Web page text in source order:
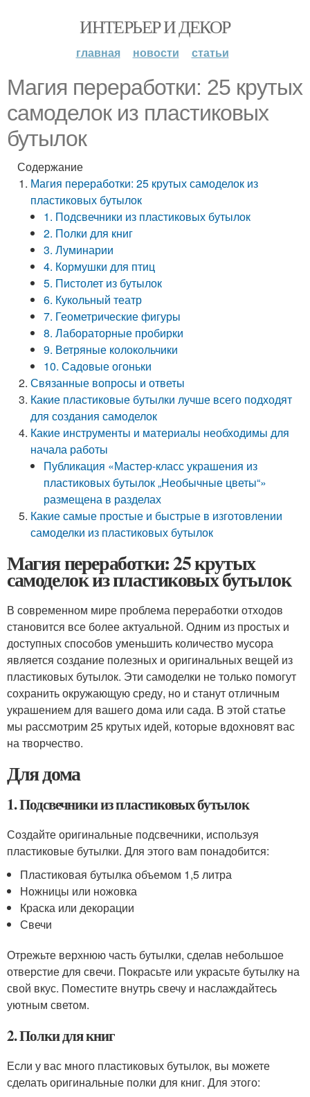
ИНТЕРЬЕР И ДЕКОР
главная новости статьи
Магия переработки: 25 крутых
самоделок из пластиковых
бутылок
Содержание
Магия переработки: 25 крутых самоделок из
пластиковых бутылок
1. Подсвечники из пластиковых бутылок
2. Полки для книг
3. Луминарии
4. Кормушки для птиц
5. Пистолет из бутылок
6. Кукольный театр
7. Геометрические фигуры
8. Лабораторные пробирки
9. Ветряные колокольчики
10. Садовые огоньки
Связанные вопросы и ответы
Какие пластиковые бутылки лучше всего подходят
для создания самоделок
Какие инструменты и материалы необходимы для
начала работы
Публикация «Мастер-класс украшения из
пластиковых бутылок „Необычные цветы“»
размещена в разделах
Какие самые простые и быстрые в изготовлении
самоделки из пластиковых бутылок
Магия переработки: 25 крутых
самоделок из пластиковых бутылок
В современном мире проблема переработки отходов
становится все более актуальной. Одним из простых и
доступных способов уменьшить количество мусора
является создание полезных и оригинальных вещей из
пластиковых бутылок. Эти самоделки не только помогут
сохранить окружающую среду, но и станут отличным
украшением для вашего дома или сада. В этой статье
мы рассмотрим 25 крутых идей, которые вдохновят вас
на творчество.
Для дома
1. Подсвечники из пластиковых бутылок
Создайте оригинальные подсвечники, используя
пластиковые бутылки. Для этого вам понадобится:
Пластиковая бутылка объемом 1,5 литра
Ножницы или ножовка
Краска или декорации
Свечи
Отрежьте верхнюю часть бутылки, сделав небольшое
отверстие для свечи. Покрасьте или украсьте бутылку на
свой вкус. Поместите внутрь свечу и наслаждайтесь
уютным светом.
2. Полки для книг
Если у вас много пластиковых бутылок, вы можете
сделать оригинальные полки для книг. Для этого: